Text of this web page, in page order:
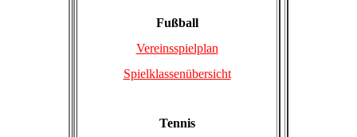
Fußball
Vereinsspielplan
Spielklassenübersicht
Tennis